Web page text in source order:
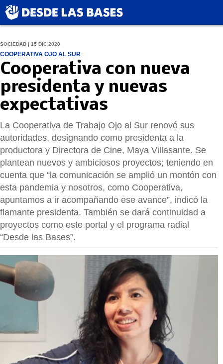
SOCIEDAD | 15 DIC 2020
COOPERATIVA OJO AL SUR
Cooperativa con nueva
presidenta y nuevas
expectativas
La Cooperativa de Trabajo Ojo al Sur renovó sus
autoridades, designando como presidenta a la
productora y Directora de Cine, Maya Villasante. Se
plantean nuevos y ambiciosos proyectos; teniendo en
cuenta que “la comunicación se amplió un montón con
esta pandemia y nosotros, como Cooperativa,
apuntamos a ir acompañando ese avance”, indicó la
flamante presidenta. También se dará continuidad a
proyectos como este portal y el programa radial
“Desde las Bases”.